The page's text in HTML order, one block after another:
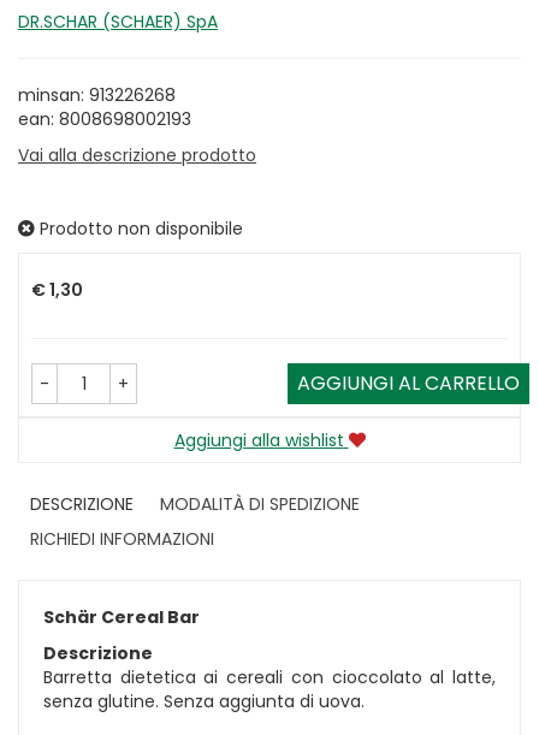
DR.SCHAR (SCHAER) SpA
minsan: 913226268
ean: 8008698002193
Vai alla descrizione prodotto
Prodotto non disponibile
€ 1,30
- + AGGIUNGI AL CARRELLO
Aggiungi alla wishlist
DESCRIZIONE
MODALITÀ DI SPEDIZIONE
RICHIEDI INFORMAZIONI
Schär Cereal Bar
Descrizione
Barretta dietetica ai cereali con cioccolato al latte,
senza glutine. Senza aggiunta di uova.